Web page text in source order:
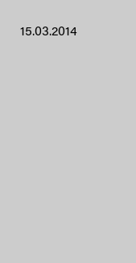
15.03.2014